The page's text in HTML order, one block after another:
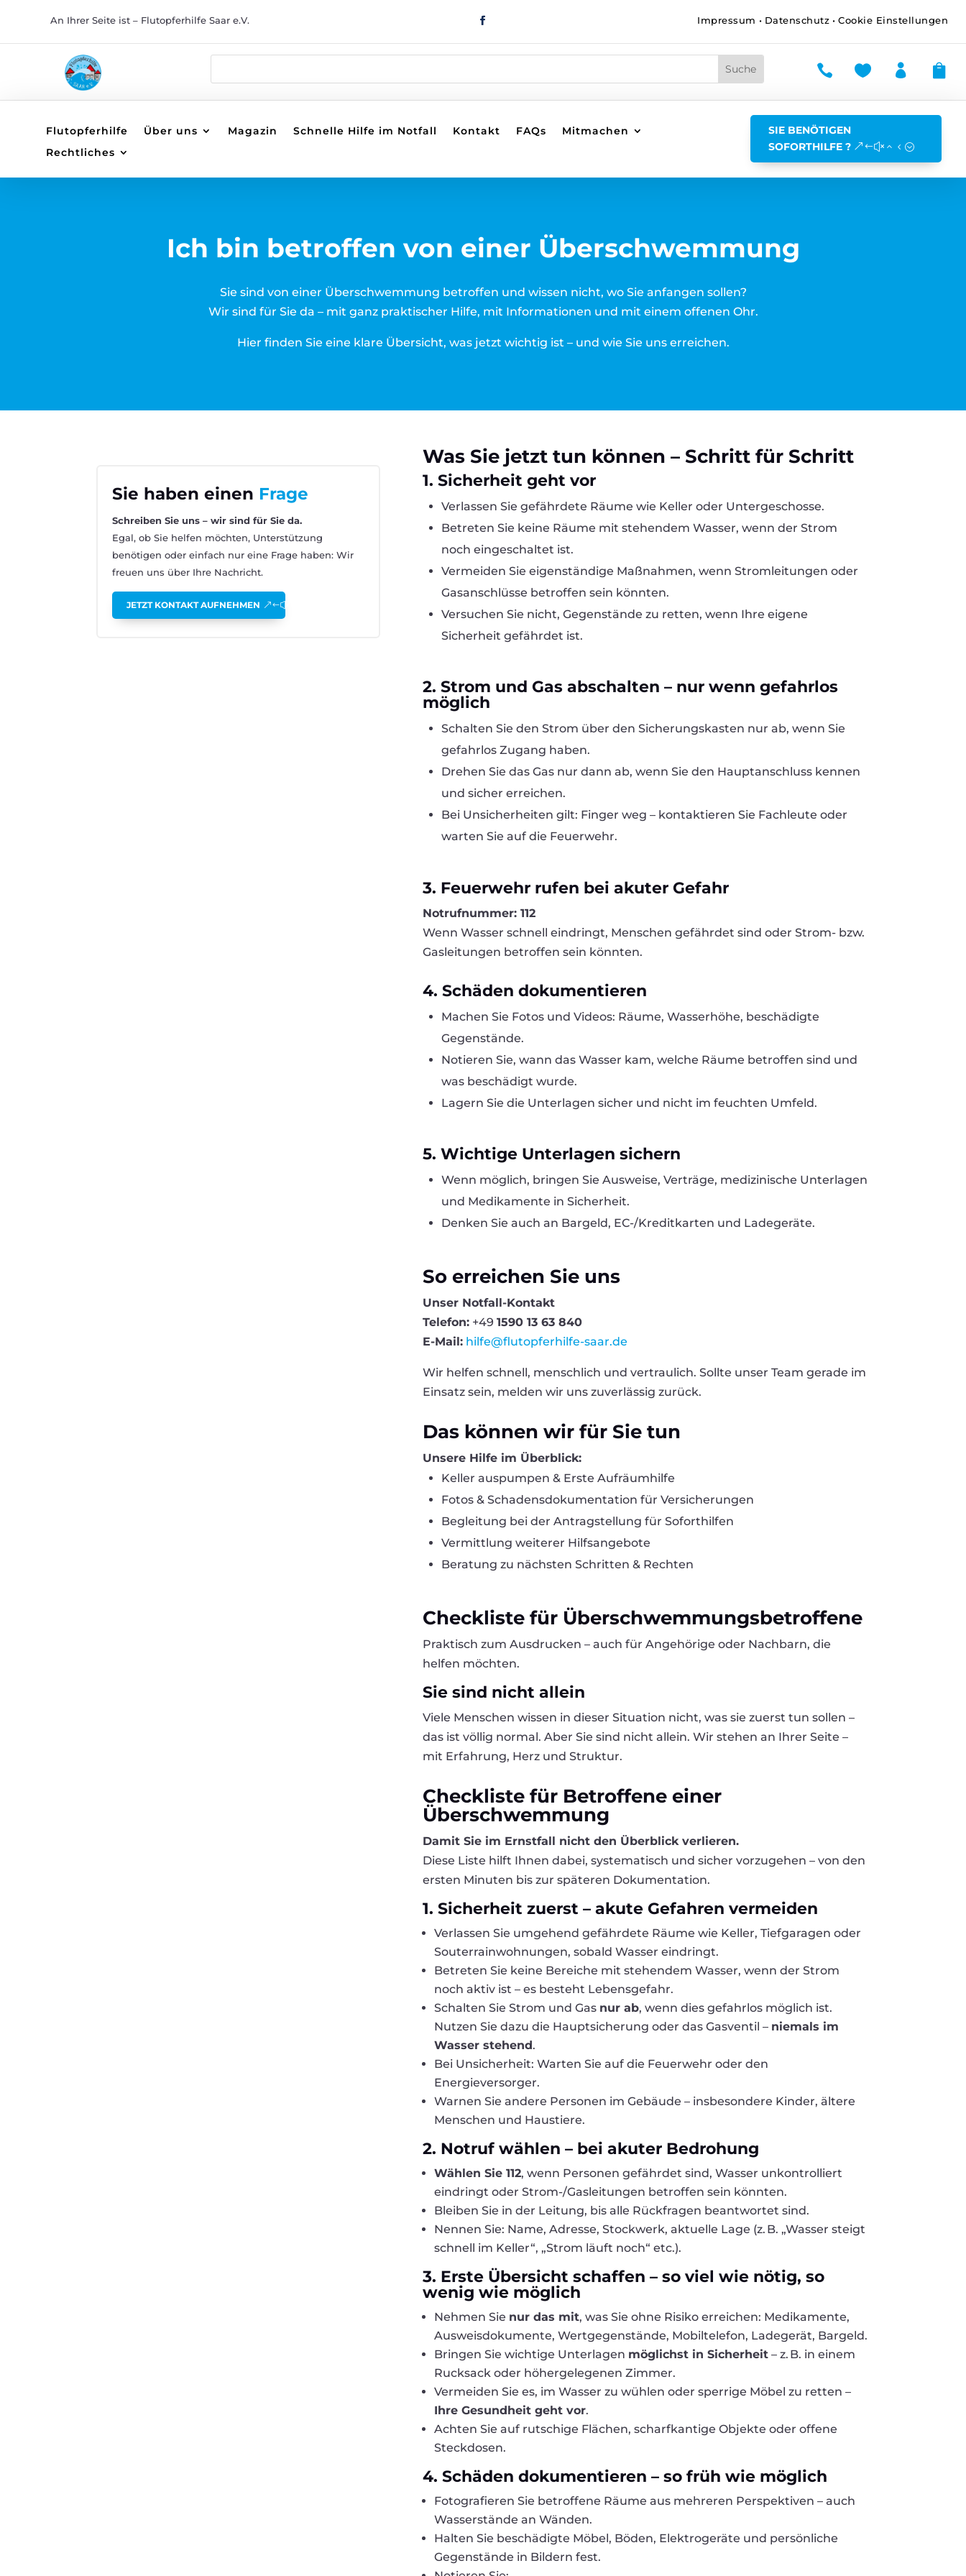
An Ihrer Seite ist – Flutopferhilfe Saar e.V. Impressum • Datenschutz • Cookie Einstellungen
   
Flutopferhilfe Über uns Magazin Schnelle Hilfe im Notfall Kontakt FAQs
Mitmachen
Rechtliches
SIE BENÖTIGEN
SOFORTHILFE ?
Ich bin betroffen von einer Überschwemmung
Sie sind von einer Überschwemmung betroffen und wissen nicht, wo Sie anfangen sollen?
Wir sind für Sie da – mit ganz praktischer Hilfe, mit Informationen und mit einem offenen Ohr.
Hier finden Sie eine klare Übersicht, was jetzt wichtig ist – und wie Sie uns erreichen.
Sie haben einen Frage
Schreiben Sie uns – wir sind für Sie da.
Egal, ob Sie helfen möchten, Unterstützung
benötigen oder einfach nur eine Frage haben: Wir
freuen uns über Ihre Nachricht.
JETZT KONTAKT AUFNEHMEN
Was Sie jetzt tun können – Schritt für Schritt
1. Sicherheit geht vor
Verlassen Sie gefährdete Räume wie Keller oder Untergeschosse.
Betreten Sie keine Räume mit stehendem Wasser, wenn der Strom
noch eingeschaltet ist.
Vermeiden Sie eigenständige Maßnahmen, wenn Stromleitungen oder
Gasanschlüsse betroffen sein könnten.
Versuchen Sie nicht, Gegenstände zu retten, wenn Ihre eigene
Sicherheit gefährdet ist.
2. Strom und Gas abschalten – nur wenn gefahrlos
möglich
Schalten Sie den Strom über den Sicherungskasten nur ab, wenn Sie
gefahrlos Zugang haben.
Drehen Sie das Gas nur dann ab, wenn Sie den Hauptanschluss kennen
und sicher erreichen.
Bei Unsicherheiten gilt: Finger weg – kontaktieren Sie Fachleute oder
warten Sie auf die Feuerwehr.
3. Feuerwehr rufen bei akuter Gefahr
Notrufnummer: 112
Wenn Wasser schnell eindringt, Menschen gefährdet sind oder Strom- bzw.
Gasleitungen betroffen sein könnten.
4. Schäden dokumentieren
Machen Sie Fotos und Videos: Räume, Wasserhöhe, beschädigte
Gegenstände.
Notieren Sie, wann das Wasser kam, welche Räume betroffen sind und
was beschädigt wurde.
Lagern Sie die Unterlagen sicher und nicht im feuchten Umfeld.
5. Wichtige Unterlagen sichern
Wenn möglich, bringen Sie Ausweise, Verträge, medizinische Unterlagen
und Medikamente in Sicherheit.
Denken Sie auch an Bargeld, EC-/Kreditkarten und Ladegeräte.
So erreichen Sie uns
Unser Notfall-Kontakt
Telefon: +491590 13 63 840
E-Mail: hilfe@flutopferhilfe-saar.de
Wir helfen schnell, menschlich und vertraulich. Sollte unser Team gerade im
Einsatz sein, melden wir uns zuverlässig zurück.
Das können wir für Sie tun
Unsere Hilfe im Überblick:
Keller auspumpen & Erste Aufräumhilfe
Fotos & Schadensdokumentation für Versicherungen
Begleitung bei der Antragstellung für Soforthilfen
Vermittlung weiterer Hilfsangebote
Beratung zu nächsten Schritten & Rechten
Checkliste für Überschwemmungsbetroffene
Praktisch zum Ausdrucken – auch für Angehörige oder Nachbarn, die
helfen möchten.
Sie sind nicht allein
Viele Menschen wissen in dieser Situation nicht, was sie zuerst tun sollen –
das ist völlig normal. Aber Sie sind nicht allein. Wir stehen an Ihrer Seite –
mit Erfahrung, Herz und Struktur.
Checkliste für Betroffene einer
Überschwemmung
Damit Sie im Ernstfall nicht den Überblick verlieren.
Diese Liste hilft Ihnen dabei, systematisch und sicher vorzugehen – von den
ersten Minuten bis zur späteren Dokumentation.
1. Sicherheit zuerst – akute Gefahren vermeiden
Verlassen Sie umgehend gefährdete Räume wie Keller, Tiefgaragen oder
Souterrainwohnungen, sobald Wasser eindringt.
Betreten Sie keine Bereiche mit stehendem Wasser, wenn der Strom
noch aktiv ist – es besteht Lebensgefahr.
Schalten Sie Strom und Gas nur ab, wenn dies gefahrlos möglich ist.
Nutzen Sie dazu die Hauptsicherung oder das Gasventil – niemals im
Wasser stehend.
Bei Unsicherheit: Warten Sie auf die Feuerwehr oder den
Energieversorger.
Warnen Sie andere Personen im Gebäude – insbesondere Kinder, ältere
Menschen und Haustiere.
2. Notruf wählen – bei akuter Bedrohung
Wählen Sie 112, wenn Personen gefährdet sind, Wasser unkontrolliert
eindringt oder Strom-/Gasleitungen betroffen sein könnten.
Bleiben Sie in der Leitung, bis alle Rückfragen beantwortet sind.
Nennen Sie: Name, Adresse, Stockwerk, aktuelle Lage (z. B. „Wasser steigt
schnell im Keller“, „Strom läuft noch“ etc.).
3. Erste Übersicht schaffen – so viel wie nötig, so
wenig wie möglich
Nehmen Sie nur das mit, was Sie ohne Risiko erreichen: Medikamente,
Ausweisdokumente, Wertgegenstände, Mobiltelefon, Ladegerät, Bargeld.
Bringen Sie wichtige Unterlagen möglichst in Sicherheit – z. B. in einem
Rucksack oder höhergelegenen Zimmer.
Vermeiden Sie es, im Wasser zu wühlen oder sperrige Möbel zu retten –
Ihre Gesundheit geht vor.
Achten Sie auf rutschige Flächen, scharfkantige Objekte oder offene
Steckdosen.
4. Schäden dokumentieren – so früh wie möglich
Fotografieren Sie betroffene Räume aus mehreren Perspektiven – auch
Wasserstände an Wänden.
Halten Sie beschädigte Möbel, Böden, Elektrogeräte und persönliche
Gegenstände in Bildern fest.